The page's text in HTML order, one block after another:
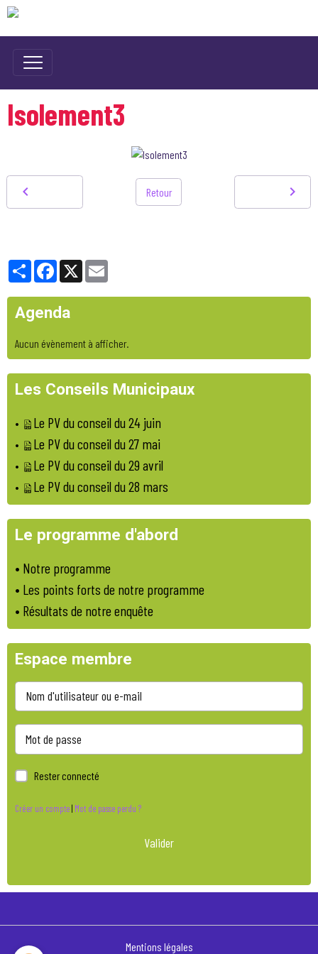
Isolement3
Retour
PartagerFacebook
X
Agenda
Aucun évènement à afficher.
Les Conseils Municipaux
• Le PV du conseil du 24 juin
• Le PV du conseil du 27 mai
• Le PV du conseil du 29 avril
• Le PV du conseil du 28 mars
Le programme d'abord
• Notre programme
• Les points forts de notre programme
• Résultats de notre enquête
Espace membre
Rester connecté
Créer un compte| Mot de passe perdu ?
Valider
Mentions légales